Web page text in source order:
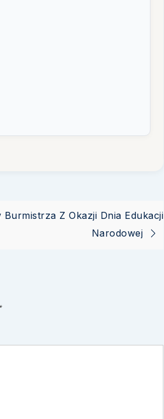
Burmistrza Z Okazji Dnia Edukacji
Narodowej
*